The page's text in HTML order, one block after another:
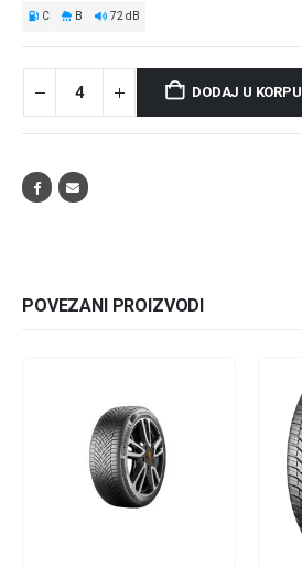
C B 72 dB
DODAJ U KORPU
POVEZANI PROIZVODI